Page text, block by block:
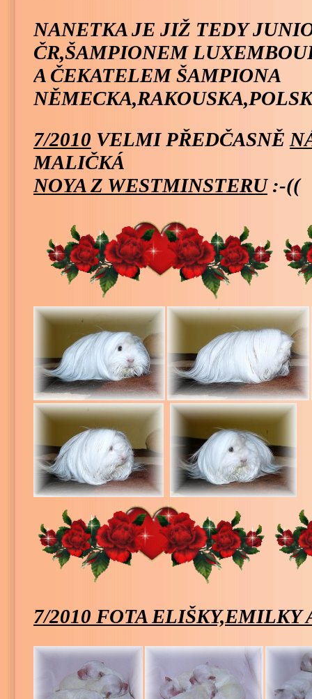
NANETKA JE JIŽ TEDY
ČR,ŠAMPIONEM
A ČEKATELEM ŠAMPIONA
7/2010 VELMI PŘEDČASNĚ
MALIČKÁ
NOYA Z WESTMINSTERU:-((
7/2010 FOTA ELIŠKY,EMILKY